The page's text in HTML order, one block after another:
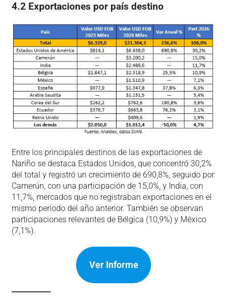
4.2 Exportaciones por país destino
Entre los principales destinos de las exportaciones de
Nariño se destaca Estados Unidos, que concentró 30,2%
del total y registró un crecimiento de 690,8%, seguido por
Camerún, con una participación de 15,0%, y India, con
11,7%, mercados que no registraban exportaciones en el
mismo periodo del año anterior. También se observan
participaciones relevantes de Bélgica (10,9%) y México
(7,1%).
Ver Informe